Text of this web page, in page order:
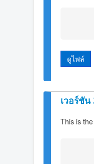
ดูไฟล์
เวอร์ชัน
This is